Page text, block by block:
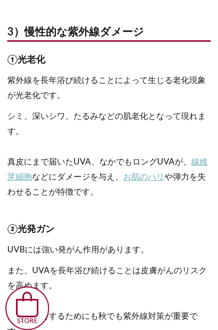
3）慢性的な紫外線ダメージ
①光老化
紫外線を長年浴び続けることによって生じる老化現象
が光老化です。
シミ、深いシワ、たるみなどの肌老化となって現れま
す。
真皮にまで届いたUVA、なかでもロングUVAが、 線維
芽細胞などにダメージを与え、 お肌のハリ や弾力を失
わせることが特徴です。
②光発ガン
UVBには強い発がん作用があります。
また、UVAを長年浴び続けることは皮膚がんのリスク
を高めます。
健康を維持するためにも秋でも紫外線対策が重要で